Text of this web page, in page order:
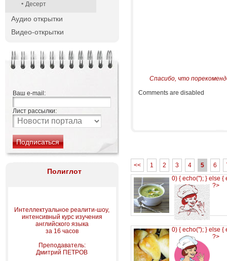
Десерт
Аудио открытки
Видео-открытки
Ваш e-mail:
Лист рассылки:
Полиглот
Интеллектуальное реалити-шоу,
интенсивный курс изучения
английского языка
за 16 часов
Преподаватель:
Дмитрий ПЕТРОВ
Спасибо, что
Comments are disabled
<< 1 2 3 4 5 6
0) { echo(''); } else {
?>
0) { echo(''); } else {
?>